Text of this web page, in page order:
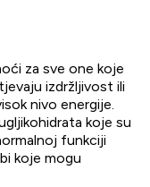
za sve one koje
izdržljivost ili
nivo energije.
koje su
funkciji
koje mogu